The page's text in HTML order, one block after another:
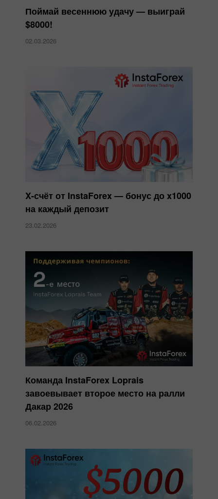
Поймай весеннюю удачу — выиграй
$8000!
02.03.2026
X-счёт от InstaForex — бонус до x1000
на каждый депозит
23.02.2026
Команда InstaForex Loprais
завоевывает второе место на ралли
Дакар 2026
06.02.2026